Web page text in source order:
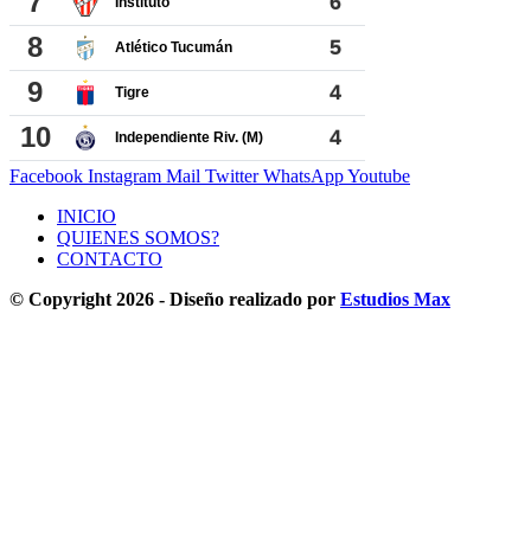
Facebook Instagram Mail Twitter WhatsAppYoutube
INICIO
QUIENES SOMOS?
CONTACTO
© Copyright 2026 - Diseño realizado por Estudios Max